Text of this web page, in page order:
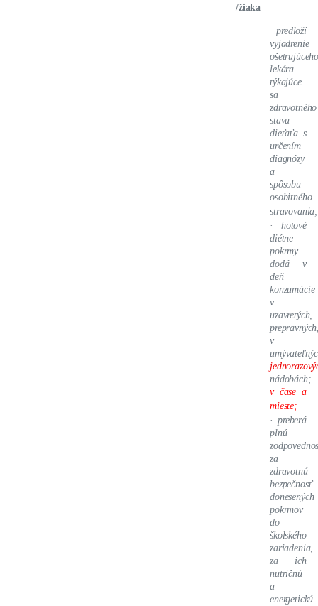
/žiaka
· predloží
vyjadrenie
lekára
týkajúce
sa
zdravotného
stavu
dieťaťa s
určením
diagnózy
a
spôsobu
osobitného
stravovania;
·
hotové
diétne
pokrmy
dodá v
deň
konzumácie
v
uzavretých,
v
nádobách;
v čase a
mieste;
· preberá
plnú
za
zdravotnú
bezpečnosť
donesených
pokrmov
do
školského
zariadenia,
za ich
nutričnú
a
energetickú